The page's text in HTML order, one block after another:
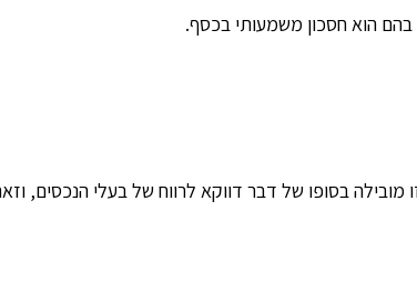
בהם הוא חסכון משמעותי בכסף.
בסופו של דבר דווקא לרווח של בעלי הנכסים,